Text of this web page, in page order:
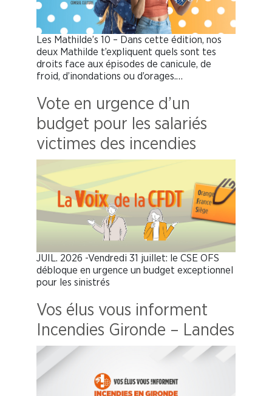
Les Mathilde’s 10 – Dans cette édition, nos
deux Mathilde t’expliquent quels sont tes
droits face aux épisodes de canicule, de
froid, d’inondations ou d’orages.…
Vote en urgence d’un
budget pour les salariés
victimes des incendies
JUIL. 2026 -Vendredi 31 juillet: le CSE OFS
débloque en urgence un budget exceptionnel
pour les sinistrés
Vos élus vous informent
Incendies Gironde – Landes